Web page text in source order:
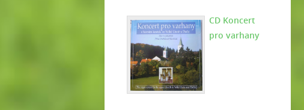
CD Koncert
pro varhany